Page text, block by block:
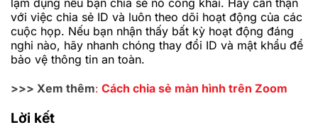
với việc chia sẻ ID và luôn theo dõi hoạt động của các
cuộc họp. Nếu bạn nhận thấy bất kỳ hoạt động đáng
nghi nào, hãy nhanh chóng thay đổi ID và mật khẩu để
bảo vệ thông tin an toàn.
>>> Xem thêm: Cách chia sẻ màn hình trên Zoom
Lời kết